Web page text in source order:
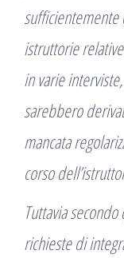
sufficientemente
istruttorie
in varie
sarebbero
mancata
corso
Tuttavia
richieste di